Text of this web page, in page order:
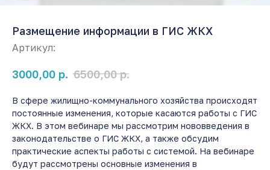
Размещение информации в ГИС ЖКХ
Артикул:
3000,00 р. 6500,00 р.
В сфере жилищно-коммунального хозяйства происходят
постоянные изменения, которые касаются работы с ГИС
ЖКХ. В этом вебинаре мы рассмотрим нововведения в
законодательстве о ГИС ЖКХ, а также обсудим
практические аспекты работы с системой. На вебинаре
будут рассмотрены основные изменения в